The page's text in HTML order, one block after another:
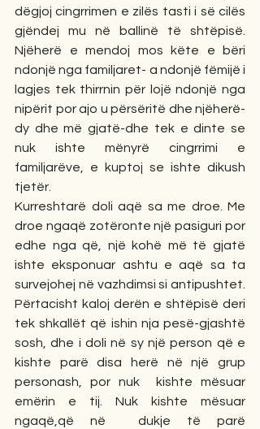
dëgjoj cingrrimen e zilës tasti i së cilës
gjëndej mu në ballinë të shtëpisë.
Njëherë e mendoj mos këte e bëri
ndonjë nga familjaret- a ndonjë fëmijë i
lagjes tek thirrnin për lojë ndonjë nga
nipërit por ajo u përsëritë dhe njëherë-
dy dhe më gjatë-dhe tek e dinte se
nuk ishte mënyrë cingrrimi e
familjarëve, e kuptoj se ishte dikush
tjetër.
Kurreshtarë doli aqë sa me droe. Me
droe ngaqë zotëronte një pasiguri por
edhe nga që, një kohë më të gjatë
ishte eksponuar ashtu e aqë sa ta
survejohej në vazhdimsi si antipushtet.
Përtacisht kaloj derën e shtëpisë deri
tek shkallët që ishin nja pesë-gjashtë
sosh, dhe i doli në sy një person që e
kishte parë disa herë në një grup
personash, por nuk  kishte mësuar
emërin e tij. Nuk kishte mësuar
ngaqë,që në  dukje të parë